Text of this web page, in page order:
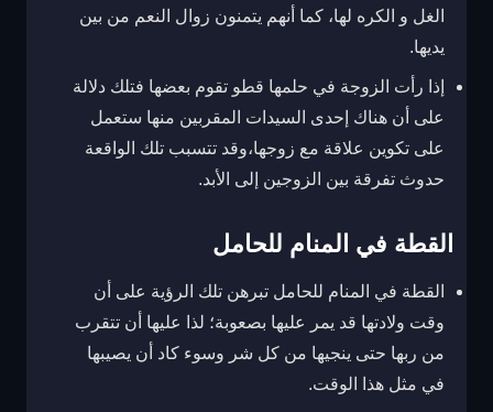
الغل و الكره لها، كما أنهم يتمنون زوال النعم من بين
يديها.
إذا رأت الزوجة في حلمها قطو تقوم بعضها فتلك دلالة
على أن هناك إحدى السيدات المقربين منها ستعمل
على تكوين علاقة مع زوجها،وقد تتسبب تلك الواقعة
حدوث تفرقة بين الزوجين إلى الأبد.
القطة في المنام للحامل
القطة في المنام للحامل تبرهن تلك الرؤية على أن
وقت ولادتها قد يمر عليها بصعوبة؛ لذا عليها أن تتقرب
من ربها حتى ينجيها من كل شر وسوء كاد أن يصيبها
في مثل هذا الوقت.